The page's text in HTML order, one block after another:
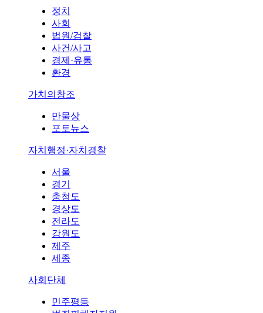
정치
사회
법원/검찰
사건/사고
경제·유통
환경
가치의창조
만물상
포토뉴스
자치행정·자치경찰
서울
경기
충청도
경상도
전라도
강원도
제주
세종
사회단체
민주평등